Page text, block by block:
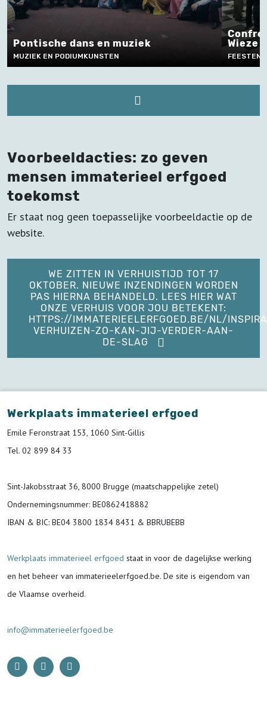
Pontische dans en muziek
MUZIEK EN PODIUMKUNSTEN
Wieze
FEESTEN,
Voorbeeldacties: zo geven
mensen immaterieel erfgoed
toekomst
Er staat nog geen toepasselijke voorbeeldactie op de
website.
WE ZITTEN IN VERHUISTIJD TOT 17
OKTOBER. NIEUWE INZENDINGEN WORDEN
PAS HIERNA BEHANDELD. LEES HIER WAT
ONZE VERHUIS VOOR JOU BETEKENT:
HTTPS://IMMATERIEELERFGOED.BE/NL/
VERHUIZEN-ZO-KAN-JIJ-VERDER-AAN-
DE-SLAG
Werkplaats immaterieel erfgoed
Emile Feronstraat 153, 1060 Sint-Gillis
Tel. 02 899 84 33
Sint-Jakobsstraat 36, 8000 Brugge (maatschappelijke zetel)
Ondernemingsnummer: BE0862418882
IBAN & BIC: BE04 3800 1834 8431 & BBRUBEBB
Werkplaats immaterieel erfgoed staat in voor de dagelijkse werking
en het beheer van immaterieelerfgoed.be. De site is eigendom van
de Vlaamse overheid.
info@immaterieelerfgoed.be